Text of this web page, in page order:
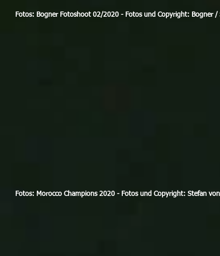
Fotos: Bogner Fotoshoot 02/2020 - Fotos und Copyright: Bogner /
Fotos: Morocco Champions 2020 - Fotos und Copyright: Stefan